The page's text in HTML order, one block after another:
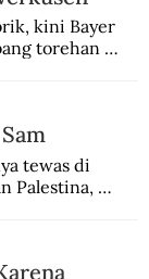
kini Bayer
torehan
tewas di
Palestina,